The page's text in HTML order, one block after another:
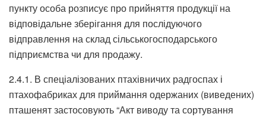
пункту особа розписує про прийняття продукції на
відповідальне зберігання для послідуючого
відправлення на склад сільськогосподарського
підприємства чи для продажу.
2.4.1. В спеціалізованих птахівничих радгоспах і
птахофабриках для приймання одержаних (виведених)
пташенят застосовують “Акт виводу та сортування